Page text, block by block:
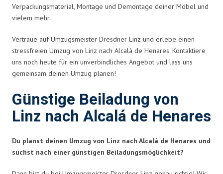
Verpackungsmaterial, Montage und Demontage deiner Möbel und
vielem mehr.
Vertraue auf Umzugsmeister Dresdner Linz und erlebe einen
stressfreien Umzug von Linz nach Alcalá de Henares. Kontaktiere
uns noch heute für ein unverbindliches Angebot und lass uns
gemeinsam deinen Umzug planen!
Günstige Beiladung von
Linz nach Alcalá de Henares
Du planst deinen Umzug von Linz nach Alcalá de Henares und
suchst nach einer günstigen Beiladungsmöglichkeit?